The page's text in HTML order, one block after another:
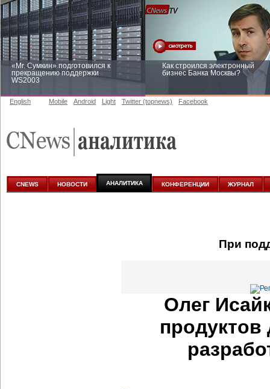
«Mr. Сумкин» подготовился к
прекращению поддержки
WS2003
Как строился электронный
бизнес Банка Москвы?
аналитике
English Mobile Android Light Twitter (topnews) Facebook
CNEWS НОВОСТИ АНАЛИТИКА КОНФЕРЕНЦИИ ЖУРНАЛ
При
Олег
продуктов